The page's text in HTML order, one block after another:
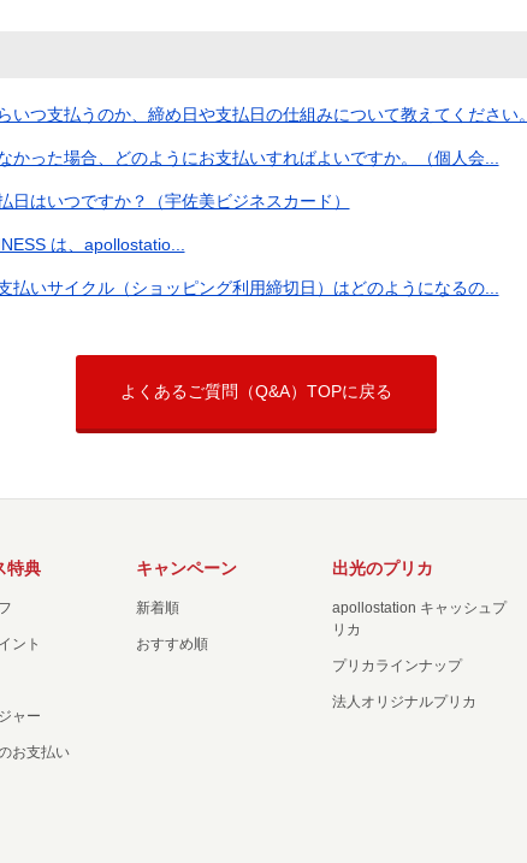
いつ支払うのか、締め日や支払日の仕組みについて教えてください。
かった場合、どのようにお支払いすればよいですか。（個人会...
日はいつですか？（宇佐美ビジネスカード）
は、apollostatio...
払いサイクル（ショッピング利用締切日）はどのようになるの...
よくあるご質問（Q&A）TOPに戻る
特典
ント
ャー
お支払い
キャンペーン
新着順
おすすめ順
出光のプリカ
apollostation キャッシュプ
リカ
プリカラインナップ
法人オリジナルプリカ